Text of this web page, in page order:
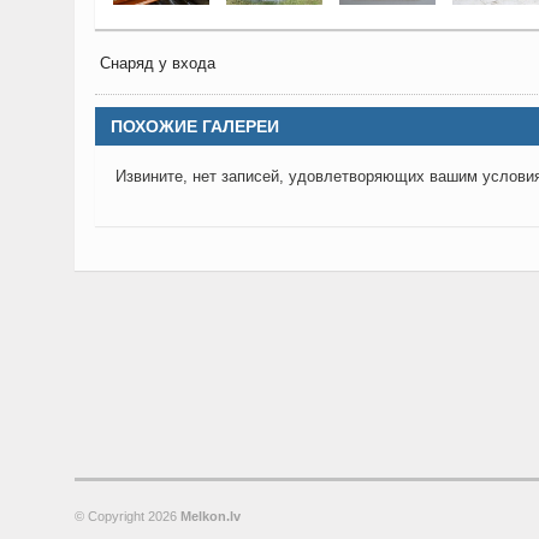
Снаряд у входа
ПОХОЖИЕ ГАЛЕРЕИ
Извините, нет записей, удовлетворяющих вашим
© Copyright 2026 Melkon.lv